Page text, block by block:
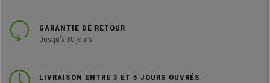
GARANTIE DE RETOUR
Jusqu'à 30 jours
LIVRAISON ENTRE 3 ET 5 JOURS OUVRÉS